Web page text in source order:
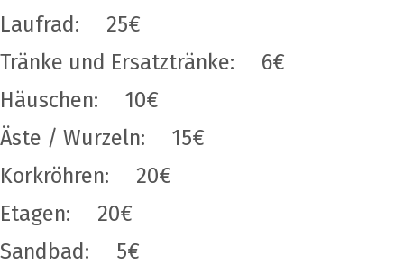
Laufrad: 25€
Tränke und Ersatztränke: 6€
Häuschen: 10€
Äste / Wurzeln: 15€
Korkröhren: 20€
Etagen: 20€
Sandbad: 5€